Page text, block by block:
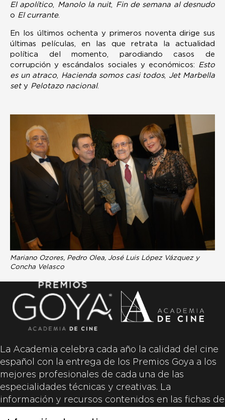
El apolítico
Manolo la nuit, Fin de semana al desnudo
o El currante.
En los últimos ochenta y primeros noventa dirige sus
últimas películas, en las que retrata la actualidad
política del momento, parodiando casos de
corrupción y escándalos sociales y económicos: Esto
es un atraco
Hacienda somos casi todos, Jet Marbella
sety Pelotazo nacional.
Mariano Ozores, Pedro Olea, José Luis López Vázquez y
Concha Velasco
La Academia celebra cada año la calidad del cine
español con la entrega de los Premios Goya a los
mejores profesionales de cada una de las
especialidades técnicas y creativas. La
información y recursos contenidos en las fichas de